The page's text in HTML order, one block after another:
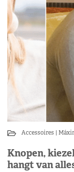
Accessoires
Knopen,
hangt van